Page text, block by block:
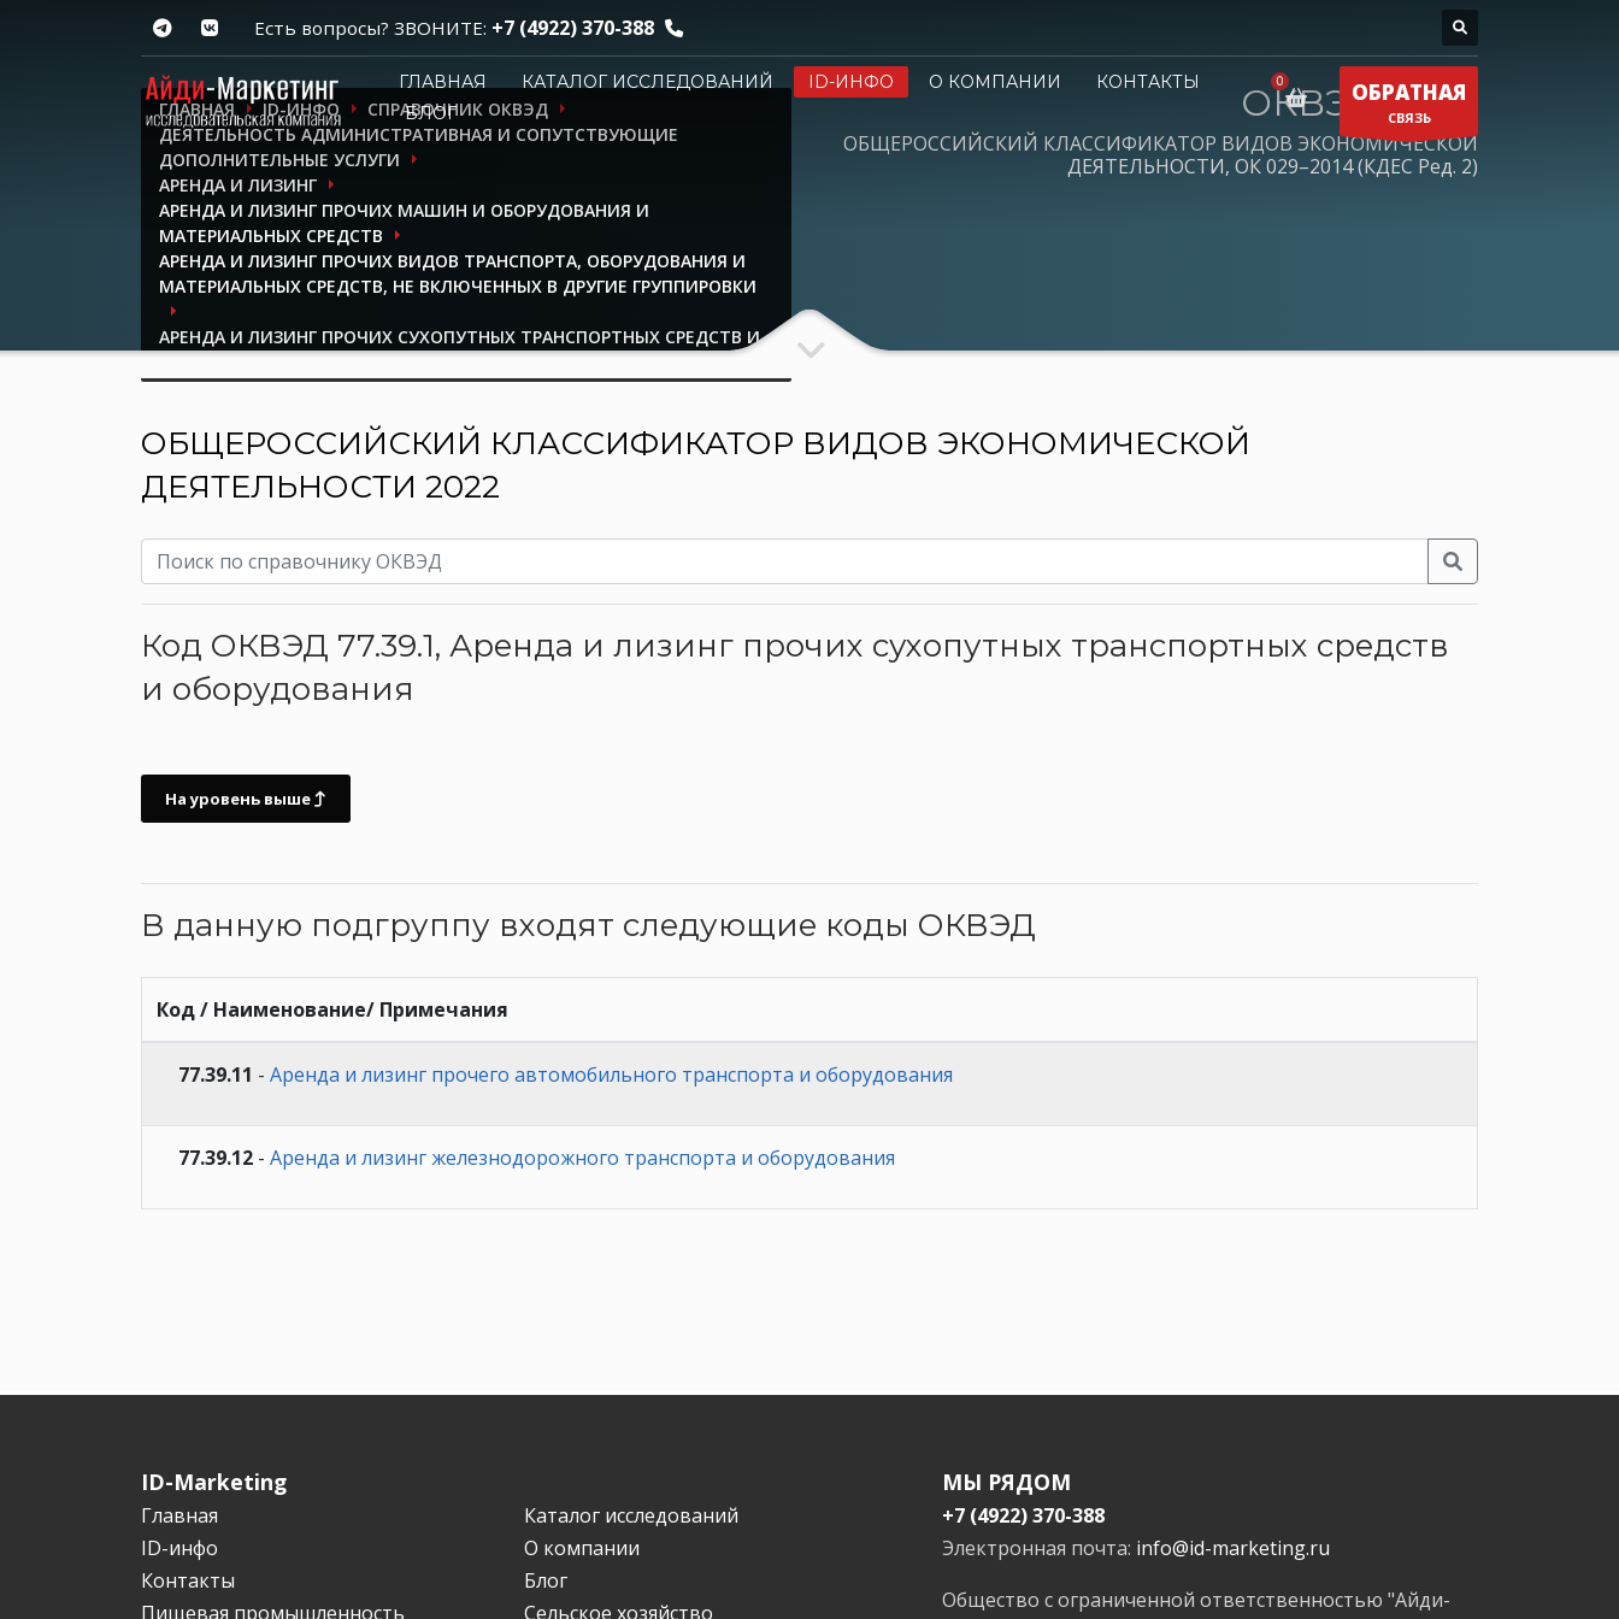
Есть вопросы? ЗВОНИТЕ: +7 (4922) 370-388
ГЛАВНАЯ КАТАЛОГ ИССЛЕДОВАНИЙ ID-ИНФО О КОМПАНИИ
КОНТАКТЫ
БЛОГ
ОБРАТНАЯ
СВЯЗЬ
ГЛАВНАЯ ID-ИНФО
СПРАВОЧНИК ОКВЭД
ДЕЯТЕЛЬНОСТЬ АДМИНИСТРАТИВНАЯ И СОПУТСТВУЮЩИЕ
ДОПОЛНИТЕЛЬНЫЕ УСЛУГИ
АРЕНДА И ЛИЗИНГ
АРЕНДА И ЛИЗИНГ ПРОЧИХ МАШИН И ОБОРУДОВАНИЯ И
МАТЕРИАЛЬНЫХ СРЕДСТВ
АРЕНДА И ЛИЗИНГ ПРОЧИХ ВИДОВ ТРАНСПОРТА, ОБОРУДОВАНИЯ И
МАТЕРИАЛЬНЫХ СРЕДСТВ, НЕ ВКЛЮЧЕННЫХ В ДРУГИЕ ГРУППИРОВКИ
АРЕНДА И ЛИЗИНГ ПРОЧИХ СУХОПУТНЫХ ТРАНСПОРТНЫХ СРЕДСТВ И
ОБОРУДОВАНИЯ
ОКВЭД 2026
ОБЩЕРОССИЙСКИЙ КЛАССИФИКАТОР ВИДОВ ЭКОНОМИЧЕСКОЙ
ДЕЯТЕЛЬНОСТИ, ОК 029–2014 (КДЕС Ред. 2)
ОБЩЕРОССИЙСКИЙ КЛАССИФИКАТОР ВИДОВ ЭКОНОМИЧЕСКОЙ
ДЕЯТЕЛЬНОСТИ 2022
Код ОКВЭД 77.39.1, Аренда и лизинг прочих сухопутных транспортных средств
и оборудования
На уровень выше
В данную подгруппу входят следующие коды ОКВЭД
Код / Наименование/ Примечания
77.39.11 - Аренда и лизинг прочего автомобильного транспорта и оборудования
77.39.12 - Аренда и лизинг железнодорожного транспорта и оборудования
ID-Marketing
Главная
Каталог исследований
ID-инфо
О компании
Контакты
Блог
Пищевая промышленность
Сельское хозяйство
МЫ РЯДОМ
+7 (4922) 370-388
Электронная почта: info@id-marketing.ru
Общество с ограниченной ответственностью "Айди-